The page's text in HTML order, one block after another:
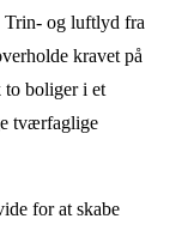
Trin- og luftlyd fra
kravet på
boliger i et
tværfaglige
for at skabe